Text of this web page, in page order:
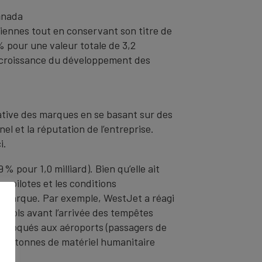
tout en conservant son titre de
pour une valeur totale de 3,2
du développement des
des marques en se basant sur des
et la réputation de l’entreprise.
pour 1,0 milliard). Bien qu’elle ait
pilotes et les conditions
Par exemple, WestJet a réagi
avant l’arrivée des tempêtes
aux aéroports (passagers de
tonnes de matériel humanitaire